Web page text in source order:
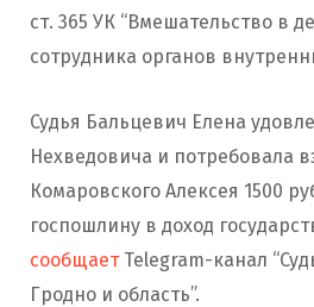
ст. 365 УК “Вмешательство в
сотрудника органов
Судья Бальцевич Елена
Нехведовича и потребовала
Комаровского Алексея 1500
госпошлину в доход
сообщаетTelegram-канал
Гродно и область”.